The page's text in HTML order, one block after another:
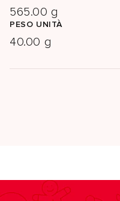
565.00 g
PESO UNITÀ
40.00 g